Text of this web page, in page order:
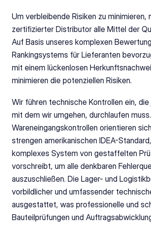
Um verbleibende Risiken zu minimieren,
zertifizierter Distributor alle Mittel der
Auf Basis unseres komplexen
Rankingsystems für Lieferanten
mit einem lückenlosen
minimieren die potenziellen Risiken.
Wir führen technische Kontrollen ein,
mit dem wir umgehen, durchlaufen
Wareneingangskontrollen orientieren
strengen amerikanischen IDEA-
komplexes System von gestaffelten
vorschreibt, um alle denkbaren
auszuschließen. Die Lager- und
vorbildlicher und umfassender
ausgestattet, was professionelle und
Bauteilprüfungen und